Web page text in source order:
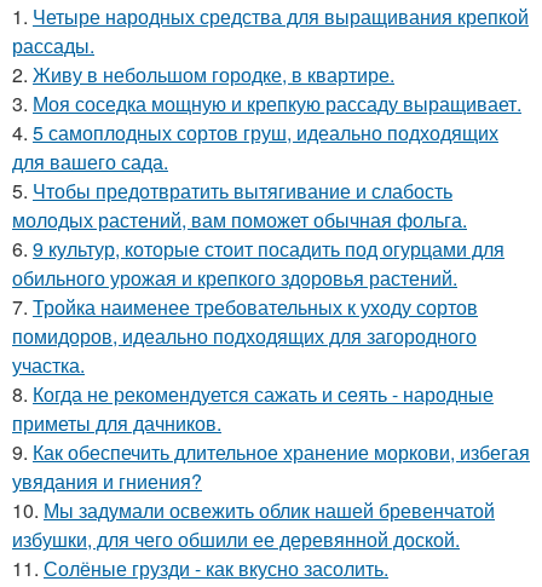
1. Четыре народных средства для выращивания крепкой
рассады.
2. Живу в небольшом городке, в квартире.
3. Моя соседка мощную и крепкую рассаду выращивает.
4. 5 самоплодных сортов груш, идеально подходящих
для вашего сада.
5. Чтобы предотвратить вытягивание и слабость
молодых растений, вам поможет обычная фольга.
6. 9 культур, которые стоит посадить под огурцами для
обильного урожая и крепкого здоровья растений.
7. Тройка наименее требовательных к уходу сортов
помидоров, идеально подходящих для загородного
участка.
8. Когда не рекомендуется сажать и сеять - народные
приметы для дачников.
9. Как обеспечить длительное хранение моркови, избегая
увядания и гниения?
10. Мы задумали освежить облик нашей бревенчатой
избушки, для чего обшили ее деревянной доской.
11. Солёные грузди - как вкусно засолить.